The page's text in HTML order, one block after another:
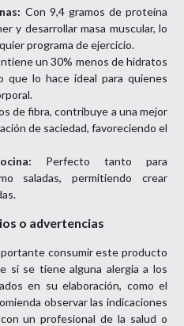
Con 9,4 gramos de proteína
y desarrollar masa muscular, lo
programa de ejercicio.
un 30% menos de hidratos
que lo hace ideal para quienes
de fibra, contribuye a una mejor
de saciedad, favoreciendo el
Perfecto tanto para
saladas, permitiendo crear
o advertencias
consumir este producto
si se tiene alguna alergia a los
en su elaboración, como el
observar las indicaciones
un profesional de la salud o